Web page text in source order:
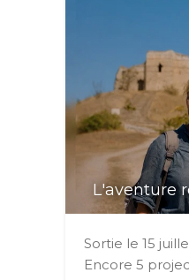
L'aventure
Sortie le 15
Encore 5